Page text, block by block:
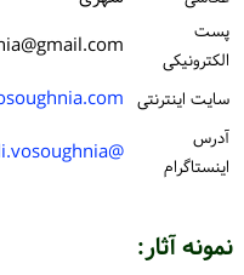
پست
الكترونیكی
سایت اینترنتی
آدرس
اینستاگرام
@mehdi.vosoughnia
نمونه آثار: